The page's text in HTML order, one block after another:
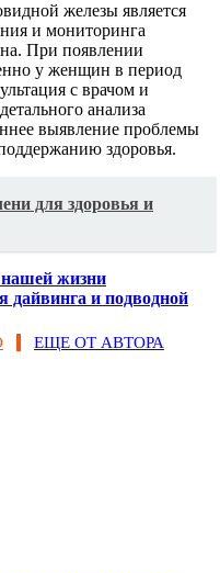
железы является
и мониторинга
При появлении
у женщин в период
с врачом и
анализа
выявление проблемы
здоровья.
для здоровья и
нашей жизни
дайвинга и подводной
ЕЩЕ ОТ АВТОРА